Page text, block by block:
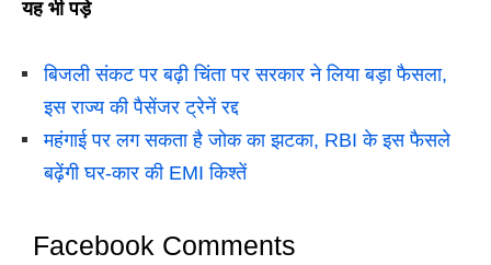
यह भी पड़े
बिजली संकट पर बढ़ी चिंता पर सरकार ने लिया बड़ा फैसला,
इस राज्य की पैसेंजर ट्रेनें रद्द
महंगाई पर लग सकता है जोक का झटका, RBI के इस फैसले
बढ़ेंगी घर-कार की EMI किश्तें
Facebook Comments